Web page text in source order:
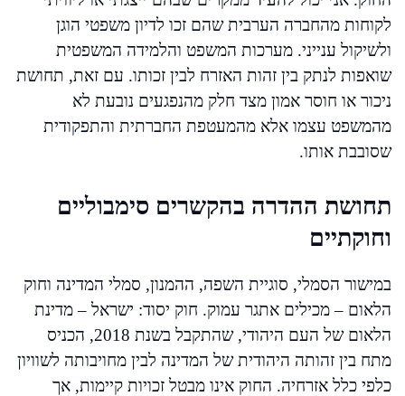
לקוחות מהחברה הערבית שהם זכו לדיון משפטי הוגן
ולשיקול ענייני. מערכות המשפט והלמידה המשפטית
שואפות לנתק בין זהות האזרח לבין זכותו. עם זאת, תחושת
ניכור או חוסר אמון מצד חלק מהנפגעים נובעת לא
מהמשפט עצמו אלא מהמעטפת החברתית והתפקודית
שסובבת אותו.
תחושת ההדרה בהקשרים סימבוליים
וחוקתיים
במישור הסמלי, סוגיית השפה, ההמנון, סמלי המדינה וחוק
הלאום – מכילים אתגר עמוק. חוק יסוד: ישראל – מדינת
הלאום של העם היהודי, שהתקבל בשנת 2018, הכניס
מתח בין זהותה היהודית של המדינה לבין מחויבותה לשוויון
כלפי כלל אזרחיה. החוק אינו מבטל זכויות קיימות, אך